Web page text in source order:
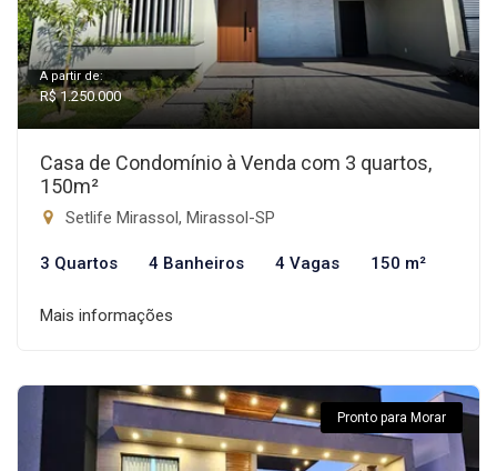
A partir de:
R$ 1.250.000
Casa de Condomínio à Venda com 3 quartos,
150m²
Setlife Mirassol, Mirassol-SP
3 Quartos 4 Banheiros 4 Vagas 150 m²
Mais informações
Pronto para Morar